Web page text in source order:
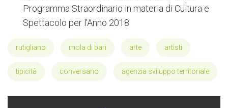
Programma Straordinario in materia di Cultura e
Spettacolo per l'Anno 2018
rutigliano mola di bari arte artisti
tipicità conversano agenzia sviluppo territoriale